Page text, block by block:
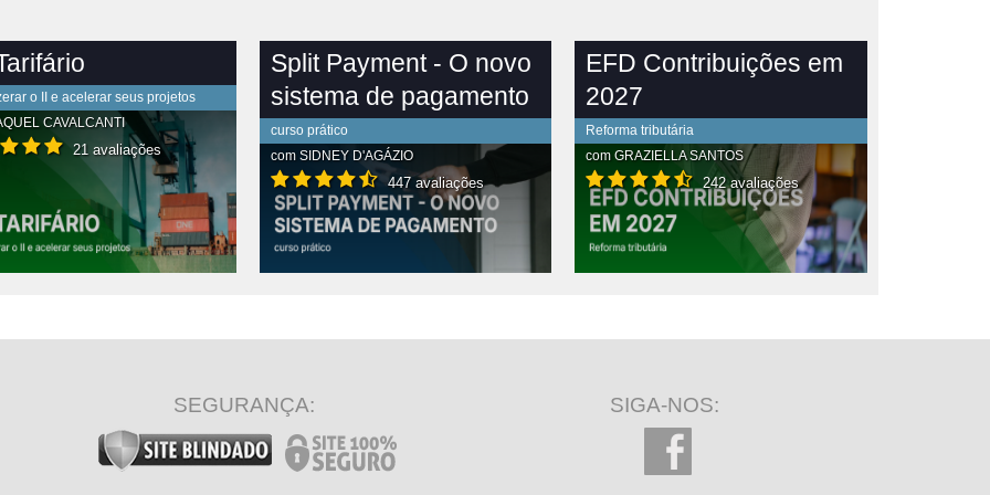
o II e acelerar seus projetos
CAVALCANTI
21 avaliações
Split Payment - O novo
sistema de pagamento
curso prático
com SIDNEY D'AGÁZIO
447 avaliações
CONTEÚDO COMPLETO
EFD Contribuições em
2027
Reforma tributária
comGRAZIELLA SANTOS
242 avaliações
VER CONTEÚDO COMPLETO
SEGURANÇA: SIGA-NOS: